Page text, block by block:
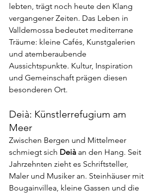
lebten, trägt noch heute den Klang
vergangener Zeiten. Das Leben in
Valldemossa bedeutet mediterrane
Träume: kleine Cafés, Kunstgalerien
und atemberaubende
Aussichtspunkte. Kultur, Inspiration
und Gemeinschaft prägen diesen
besonderen Ort.
Deià: Künstlerrefugium am
Meer
Zwischen Bergen und Mittelmeer
schmiegt sich Deià an den Hang. Seit
Jahrzehnten zieht es Schriftsteller,
Maler und Musiker an. Steinhäuser mit
Bougainvillea, kleine Gassen und die